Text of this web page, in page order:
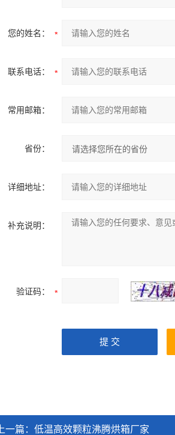
您的姓名：
联系电话：
常用邮箱：
省份：
详细地址：
补充说明：
验证码：
上一篇： 低温高效颗粒沸腾烘箱厂家